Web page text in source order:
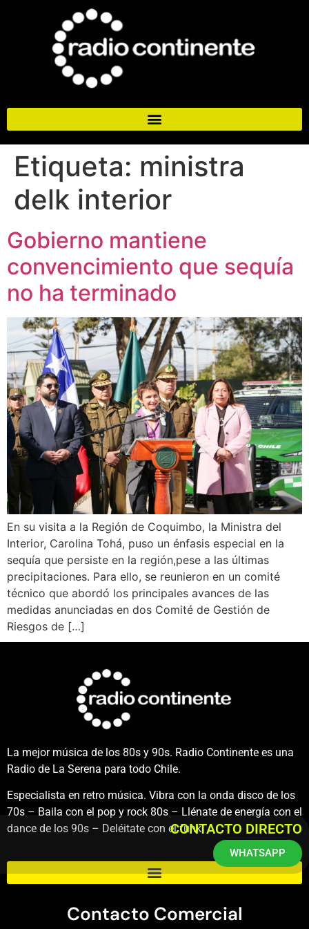
Etiqueta: ministra
delk interior
Gobierno mantiene
convencimiento que sequía
no ha terminado
En su visita a la Región de Coquimbo, la Ministra del
Interior, Carolina Tohá, puso un énfasis especial en la
sequía que persiste en la región,pese a las últimas
precipitaciones. Para ello, se reunieron en un comité
técnico que abordó los principales avances de las
medidas anunciadas en dos Comité de Gestión de
Riesgos de […]
La mejor música de los 80s y 90s. Radio Continente es una
Radio de La Serena para todo Chile.
Especialista en retro música. Vibra con la onda disco de los
70s – Baila con el pop y rock 80s – Llénate de energía con el
dance de los 90s – Deléitate con el funk.
Contacto Comercial
CONTACTO DIRECTO
WHATSAPP